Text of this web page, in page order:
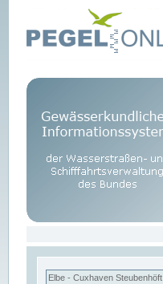
Elbe - Cuxhaven Steubenhöft